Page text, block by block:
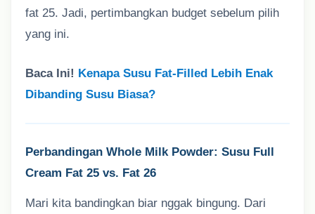
fat 25. Jadi, pertimbangkan budget sebelum pilih
yang ini.
Baca Ini! Kenapa Susu Fat-Filled Lebih Enak
Dibanding Susu Biasa?
Perbandingan Whole Milk Powder: Susu Full
Cream Fat 25 vs. Fat 26
Mari kita bandingkan biar nggak bingung. Dari